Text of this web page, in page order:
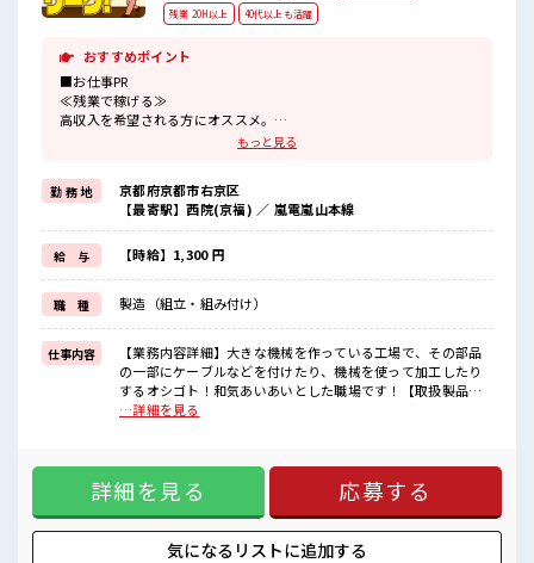
残業 20H以上
40代以上も活躍
おすすめポイント
■お仕事PR
≪残業で稼げる≫
高収入を希望される方にオススメ。
残業は月20時間以上あります♪
週末は家族や友人と一緒にプライベート満喫！
≪髪色自由で自分らしく働く≫
明るすぎたり奇抜でなければ基本的に自由！
(規定有)≪ラクラク制服アリ≫
制服があるので、
毎日の服装の悩み解消♪
≪未経験OKの仕事≫
新しいことにチャレンジするのは不安だけど、
しっかり働く環境が整っています！
イチからスキルUP・ステップUP目指していきましょう！
■職場の雰囲気
派手すぎなければ多少のヘアカラーもOKなのはウレシイPoint☆
安心してお仕事に集中♪
残業がしっかりあるお仕事！
もっと見る
勤 務 地
京都府京都市右京区
【最寄駅】西院(京福) ／ 嵐電嵐山本線
給 与 【時給】1,300 円
職 種 製造（組立・組み付け）
仕事内容
【業務内容詳細】大きな機械を作っている工場で、その部品
の一部にケーブルなどを付けたり、機械を使って加工したり
するオシゴト！和気あいあいとした職場です！【取扱製品情
報】配電盤 ■お仕事PR ≪残業で稼げる≫ 高収入を希望される
で自分らしく働く≫ 明るすぎたり奇抜でなければ基本的に自
由！ (規定有)≪ラクラク制服アリ≫ 制服があるので、 毎日の
服装の悩み解消♪ ≪未経験OKの仕事≫ 新しいことにチャレ
ンジするのは不安だけど、 しっかり働く環境が整っていま
す！ イチからスキルUP・ステップUP目指していきましょ
…詳細を見る
詳細を見る 応募する
気になるリストに追加する